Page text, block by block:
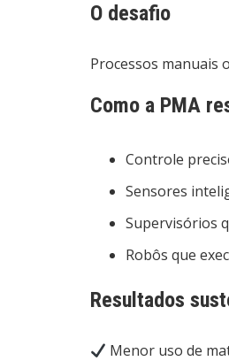
O desafio
Processos manuais
Como a PMA
Controle
Sensores
Supervisórios
Robôs que
Resultados
Menor uso de